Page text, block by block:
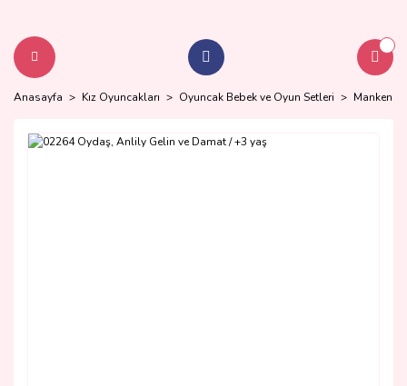
Anasayfa Kız Oyuncakları Oyuncak Bebek ve Oyun Setleri Manken